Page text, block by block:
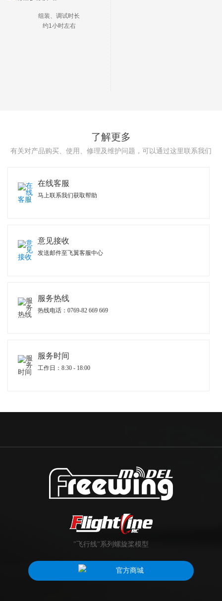
组装、调试时长
约1小时左右
了解更多
有关对产品购买、使用、修理及维护问题，可以通过这里联系我们
在线客服
马上联系我们获取帮助
意见接收
发送邮件至飞翼客服中心
服务热线
热线电话：0769-82 669 669
服务时间
工作日：8:30 - 18:00
"飞行线"系列螺旋桨模型
官方商城